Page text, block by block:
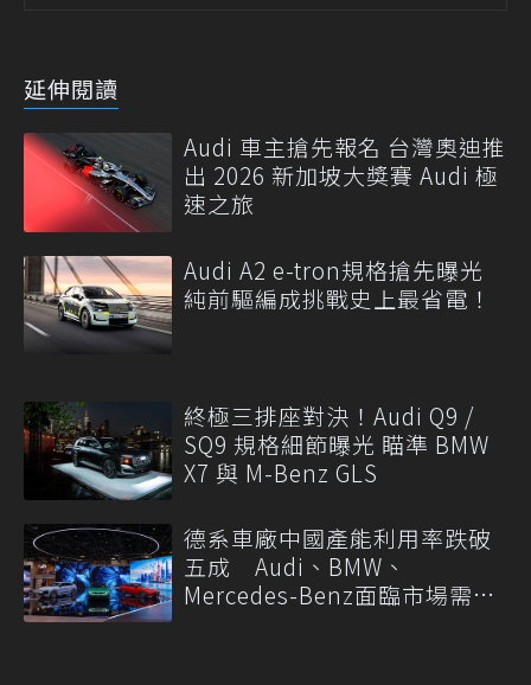
延伸閱讀
Audi 車主搶先報名 台灣奧迪推
出 2026 新加坡大獎賽 Audi 極
速之旅
Audi A2 e-tron規格搶先曝光
純前驅編成挑戰史上最省電！
終極三排座對決！Audi Q9 /
SQ9 規格細節曝光 瞄準 BMW
X7 與 M-Benz GLS
德系車廠中國產能利用率跌破
五成 Audi、BMW、
Mercedes-Benz面臨市場需求